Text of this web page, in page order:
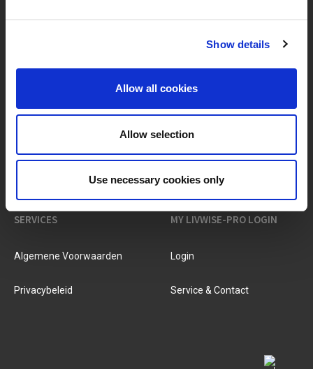
Show details
Allow all cookies
Allow selection
Use necessary cookies only
MERKEN & PRODUCTEN
Merken
Nieuwe Producten
OVER LIVWISE
Over Ons
Vacatures
SERVICES
Algemene Voorwaarden
Privacybeleid
MY LIVWISE-PRO LOGIN
Login
Service & Contact